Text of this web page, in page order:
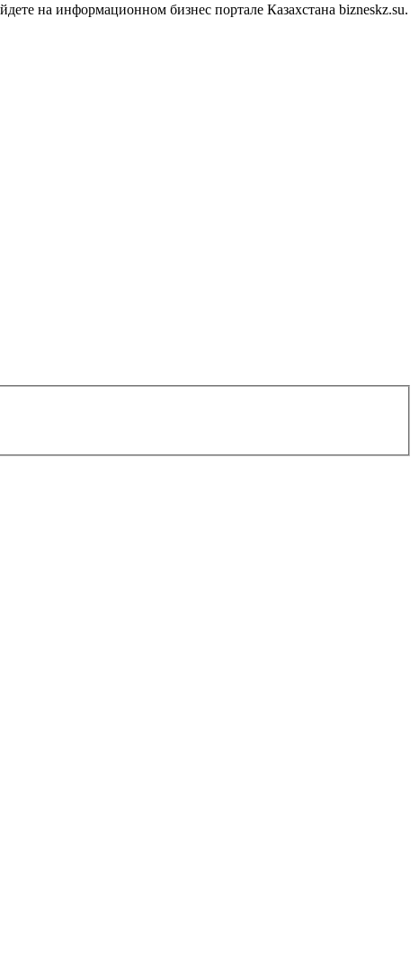
на информационном бизнес портале Казахстана bizneskz.su.